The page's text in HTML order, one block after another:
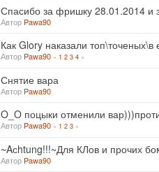
Спасибо за фришку 28.01.2014 и
Автор Pawa90
Как Glory наказали
Автор Pawa90 « 1 2 3 4 »
Снятие вара
Автор Pawa90
O_O поцыки отменили
Автор Pawa90 « 1 2 3 »
~Aсhtung!!!~Для КЛов и прочих
Автор Pawa90